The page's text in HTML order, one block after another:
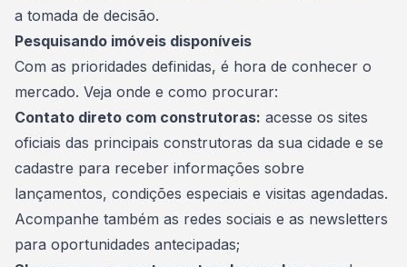
a tomada de decisão.
Pesquisando imóveis disponíveis
Com as prioridades definidas, é hora de conhecer o
mercado. Veja onde e como procurar:
Contato direto com construtoras: acesse os sites
oficiais das principais construtoras da sua cidade e se
cadastre para receber informações sobre
lançamentos, condições especiais e visitas agendadas.
Acompanhe também as redes sociais e as newsletters
para oportunidades antecipadas;